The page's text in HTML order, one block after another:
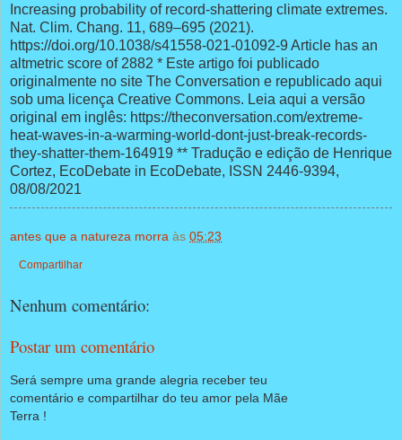
Increasing probability of record-shattering climate extremes.
Nat. Clim. Chang. 11, 689–695 (2021).
https://doi.org/10.1038/s41558-021-01092-9 Article has an
altmetric score of 2882 * Este artigo foi publicado
originalmente no site The Conversation e republicado aqui
sob uma licença Creative Commons. Leia aqui a versão
original em inglês: https://theconversation.com/extreme-
heat-waves-in-a-warming-world-dont-just-break-records-
they-shatter-them-164919 ** Tradução e edição de Henrique
Cortez, EcoDebate in EcoDebate, ISSN 2446-9394,
08/08/2021
antes que a natureza morra às 05:23
Compartilhar
Nenhum comentário:
Postar um comentário
Será sempre uma grande alegria receber teu
comentário e compartilhar do teu amor pela Mãe
Terra !